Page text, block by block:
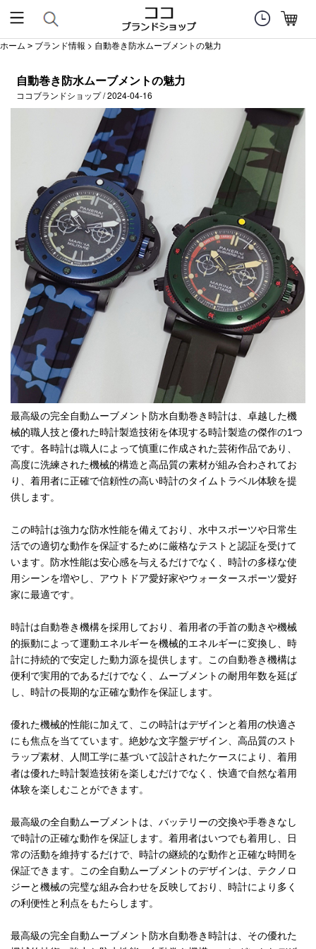
ホーム > ブランド情報 > 自動巻き防水ムーブメントの魅力
自動巻き防水ムーブメントの魅力
ココブランドショップ / 2024-04-16
最高級の完全自動ムーブメント防水自動巻き時計は、卓越した機
械的職人技と優れた時計製造技術を体現する時計製造の傑作の1つ
です。各時計は職人によって慎重に作成された芸術作品であり、
高度に洗練された機械的構造と高品質の素材が組み合わされてお
り、着用者に正確で信頼性の高い時計のタイムトラベル体験を提
供します。
この時計は強力な防水性能を備えており、水中スポーツや日常生
活での適切な動作を保証するために厳格なテストと認証を受けて
います。防水性能は安心感を与えるだけでなく、時計の多様な使
用シーンを増やし、アウトドア愛好家やウォータースポーツ愛好
家に最適です。
時計は自動巻き機構を採用しており、着用者の手首の動きや機械
的振動によって運動エネルギーを機械的エネルギーに変換し、時
計に持続的で安定した動力源を提供します。この自動巻き機構は
便利で実用的であるだけでなく、ムーブメントの耐用年数を延ば
し、時計の長期的な正確な動作を保証します。
優れた機械的性能に加えて、この時計はデザインと着用の快適さ
にも焦点を当てています。絶妙な文字盤デザイン、高品質のスト
ラップ素材、人間工学に基づいて設計されたケースにより、着用
者は優れた時計製造技術を楽しむだけでなく、快適で自然な着用
体験を楽しむことができます。
最高級の全自動ムーブメントは、バッテリーの交換や手巻きなし
で時計の正確な動作を保証します。着用者はいつでも着用し、日
常の活動を維持するだけで、時計の継続的な動作と正確な時間を
保証できます。この全自動ムーブメントのデザインは、テクノロ
ジーと機械の完璧な組み合わせを反映しており、時計により多く
の利便性と利点をもたらします。
最高級の完全自動ムーブメント防水自動巻き時計は、その優れた